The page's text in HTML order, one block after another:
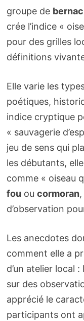
groupe de
crée l’indice «
pour des grilles
définitions
Elle varie les
poétiques,
indice cryptique
« sauvagerie
jeu de sens qui
les débutants,
comme « oiseau
fou ou cormoran
d’observation
Les anecdotes
comment elle a
d’un atelier local
sur des
apprécié le
participants ont